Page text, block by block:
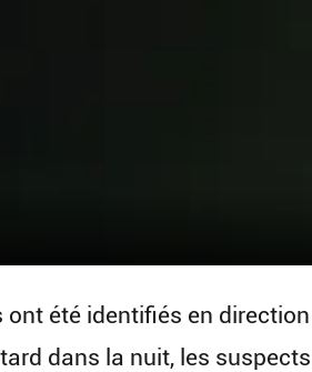
été identifiés en
dans la nuit, les